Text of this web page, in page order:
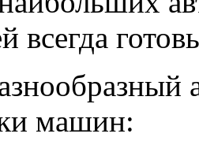
всегда
машин: